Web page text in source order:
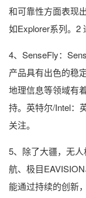
和可靠性方面表现
如Explorer系列。2
4、SenseFly：
产品具有出色的稳
地理信息等领域有
持。英特尔/Intel：
关注。
5、除了大疆，无
航、极目
能通过持续的创新